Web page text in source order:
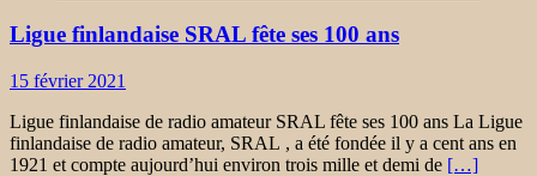
Ligue finlandaise SRAL fête ses 100 ans
15 février 2021
Ligue finlandaise de radio amateur SRAL fête ses 100 ans La Ligue
finlandaise de radio amateur, SRAL , a été fondée il y a cent ans en
1921 et compte aujourd’hui environ trois mille et demi de […]